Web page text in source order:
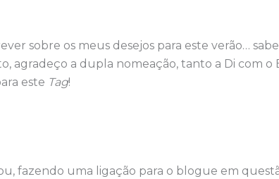
sobre os meus desejos para este verão…
agradeço a dupla nomeação, tanto a Di com o
este Tag!
fazendo uma ligação para o blogue em